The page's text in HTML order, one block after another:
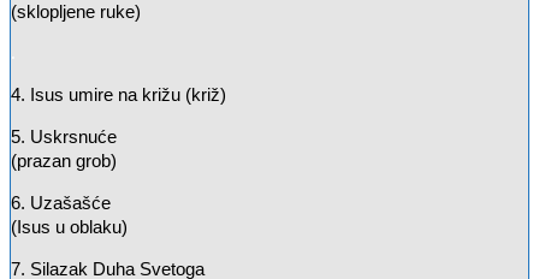
(sklopljene ruke)
4. Isus umire na križu (križ)
5. Uskrsnuće
(prazan grob)
6. Uzašašće
(Isus u oblaku)
7. Silazak Duha Svetoga